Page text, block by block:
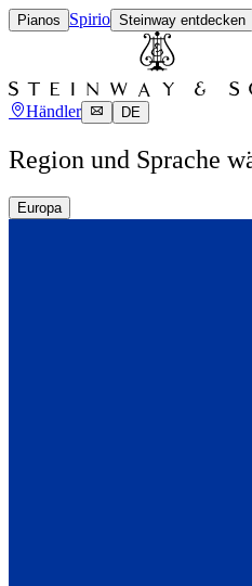
Pianos Spirio Steinway entdecken
Händler DE
Region und Sprache
Europa